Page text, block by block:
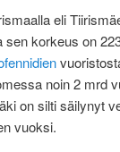
eli
sen korkeus on
noin 2 mrd
on silti säilynyt
vuoksi.